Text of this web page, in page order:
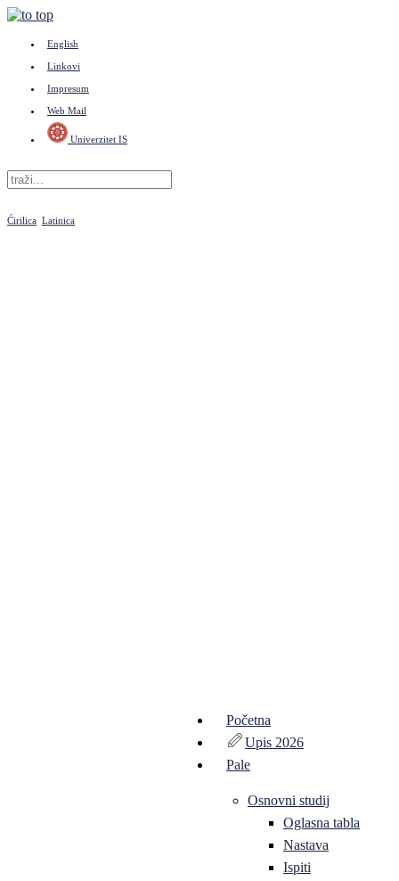
English
Linkovi
Impresum
Web Mail
Univerzitet IS
Ćirilica Latinica
Početna
Upis 2026
Pale
Osnovni studij
Oglasna tabla
Nastava
Ispiti